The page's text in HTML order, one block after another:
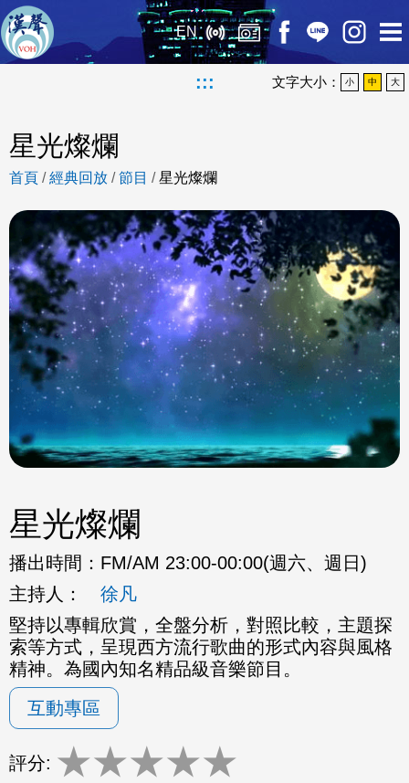
EN
::: 文字大小： 小 中 大
星光燦爛
首頁 /經典回放 /節目 /星光燦爛
星光燦爛
播出時間： FM/AM 23:00-00:00(週六、週日)
主持人：
徐凡
堅持以專輯欣賞，全盤分析，對照比較，主題探
索等方式，呈現西方流行歌曲的形式內容與風格
精神。為國內知名精品級音樂節目。
互動專區
評分: ★★★★★